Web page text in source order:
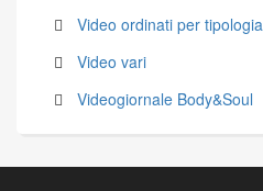
Video ordinati per tipologia
Video vari
Videogiornale Body&Soul